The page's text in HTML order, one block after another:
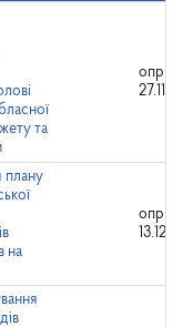
та
плану
на